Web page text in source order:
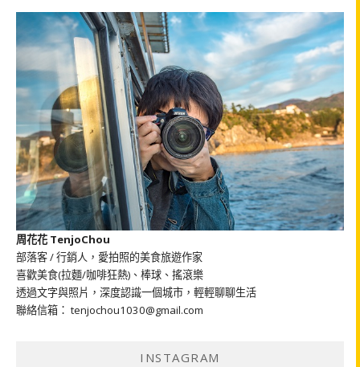
周花花 TenjoChou
部落客 / 行銷人，愛拍照的美食旅遊作家
喜歡美食(拉麵/咖啡狂熱)、棒球、搖滾樂
透過文字與照片，深度認識一個城市，輕輕聊聊生活
聯絡信箱： tenjochou1030@gmail.com
INSTAGRAM